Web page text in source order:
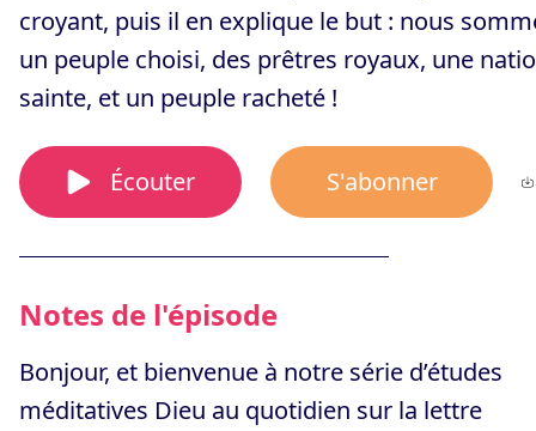
croyant, puis il en explique le but : nous
un peuple choisi, des prêtres royaux, une
sainte, et un peuple racheté !
Écouter S'abonner
Notes de l'épisode
Bonjour, et bienvenue à notre série d’études
méditatives Dieu au quotidien sur la lettre